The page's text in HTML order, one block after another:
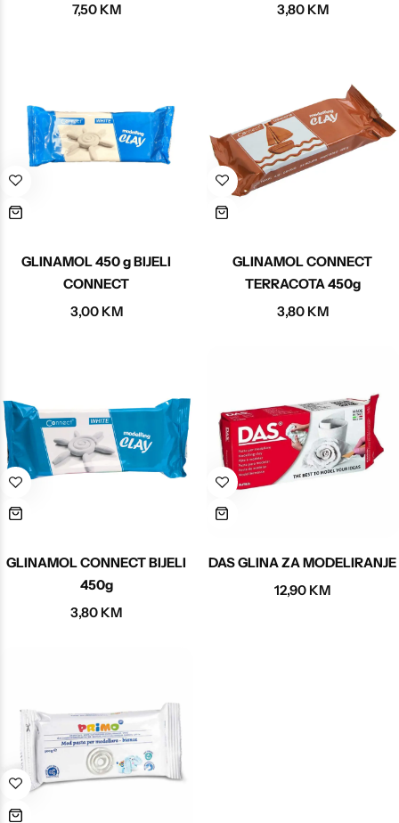
7,50 KM
3,80 KM
GLINAMOL 450 g BIJELI
CONNECT
3,00 KM
GLINAMOL CONNECT
TERRACOTA 450g
3,80 KM
GLINAMOL CONNECT BIJELI
450g
3,80 KM
DAS GLINA ZA MODELIRANJE
12,90 KM